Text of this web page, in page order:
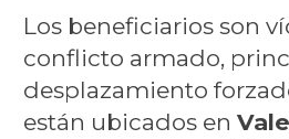
Los beneficiarios son
conflicto armado,
desplazamiento
están ubicados en